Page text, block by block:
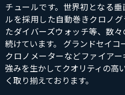
チュールです。世界初となる
ルを採用した自動巻きクロノ
たダイバーズウォッチ等、数
続けています。 グランドセイコ
クロノメーターなどファイア
強みを生かしてクオリティの高
く取り揃えております。